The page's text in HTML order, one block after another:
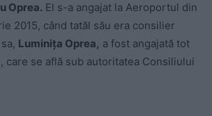
Oprea. El s-a angajat la Aeroportul din
2015, când tatăl său era consilier
Luminița Oprea, a fost angajată tot
care se află sub autoritatea Consiliului